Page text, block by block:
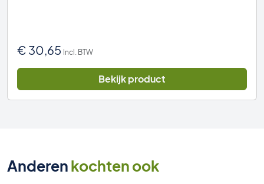
€ 30,65 Incl. BTW
Bekijk product
Anderenkochten ook